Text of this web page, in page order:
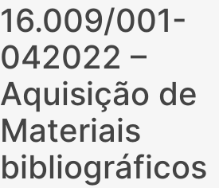
16.009/001-
042022 –
Aquisição de
Materiais
bibliográficos